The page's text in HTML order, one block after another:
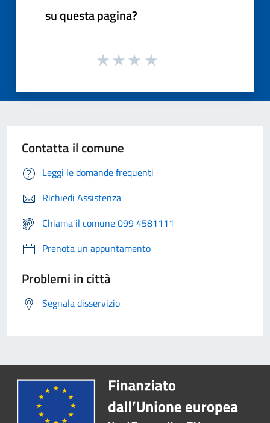
su questa pagina?
Contatta il comune
Leggi le domande frequenti
Richiedi Assistenza
Chiama il comune 099 4581111
Prenota un appuntamento
Problemi in città
Segnala disservizio